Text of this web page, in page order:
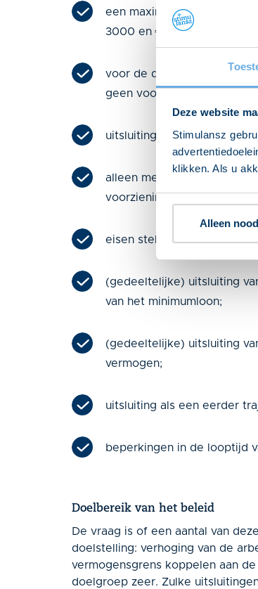
Deze website
Stimulansz
klikken. Als u
Alleen
een maximum stellen aan
3000 en € 5000);
voor de doelgroep in totaal
geen voorziening verleend;
uitsluiting van premies of
alleen mensen met een
voorziening;
eisen stellen aan de
(gedeeltelijke) uitsluiting
van het minimumloon;
(gedeeltelijke) uitsluiting
vermogen;
uitsluiting als een eerder
beperkingen in de looptijd
Doelbereik van het beleid
De vraag is of een aantal van
doelstelling: verhoging van de
vermogensgrens koppelen aan
doelgroep zeer. Zulke